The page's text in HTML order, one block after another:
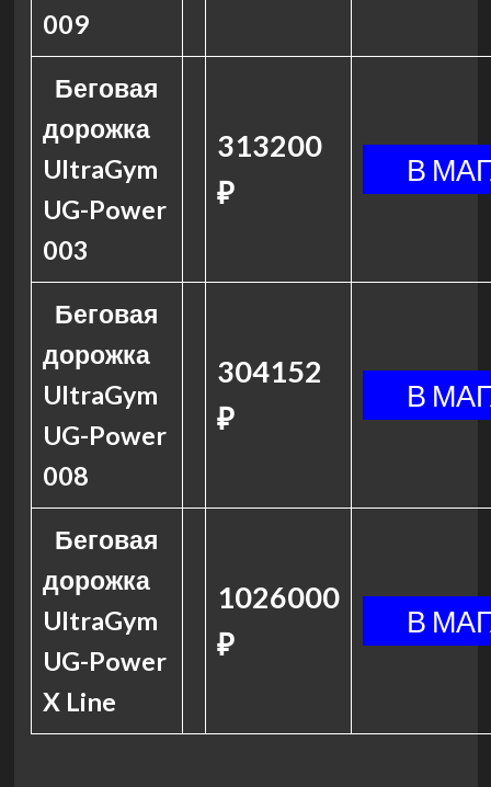
009
Беговая
дорожка
UltraGym
UG-Power
003
313200
₽
Беговая
дорожка
UltraGym
UG-Power
008
304152
₽
Беговая
дорожка
UltraGym
UG-Power
X Line
1026000
₽